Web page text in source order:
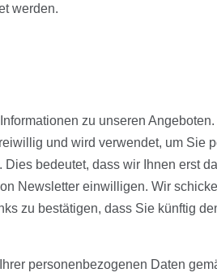
werden.
zu unseren
und wird verwendet, um Sie
bedeutet, dass wir Ihnen erst
Newsletter einwilligen. Wir
zu bestätigen, dass Sie künftig
personenbezogenen Daten